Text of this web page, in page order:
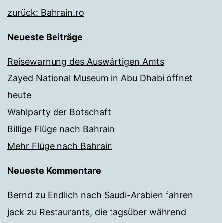
zurück: Bahrain.ro
Neueste Beiträge
Reisewarnung des Auswärtigen Amts
Zayed National Museum in Abu Dhabi öffnet
heute
Wahlparty der Botschaft
Billige Flüge nach Bahrain
Mehr Flüge nach Bahrain
Neueste Kommentare
Bernd zu Endlich nach Saudi-Arabien fahren
jack zu Restaurants, die tagsüber während